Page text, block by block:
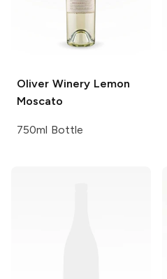
Oliver WineryLemon
Moscato
750ml Bottle